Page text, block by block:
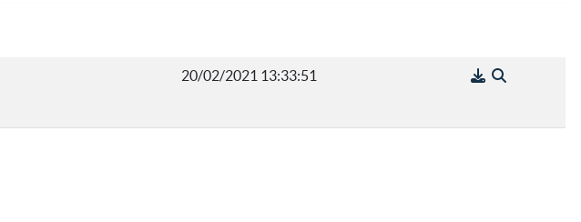
20/02/2021 13:33:51